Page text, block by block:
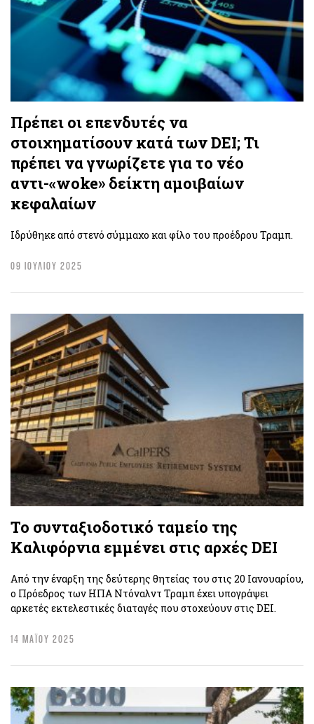
Πρέπει οι επενδυτές να
στοιχηματίσουν κατά των DEI; Τι
πρέπει να γνωρίζετε για το νέο
αντι-«woke» δείκτη αμοιβαίων
κεφαλαίων
Ιδρύθηκε από στενό σύμμαχο και φίλο του προέδρου Τραμπ.
09 ΙΟΥΛΙΟΥ 2025
Το συνταξιοδοτικό ταμείο της
Καλιφόρνια εμμένει στις αρχές DEI
Από την έναρξη της δεύτερης θητείας του στις 20 Ιανουαρίου,
ο Πρόεδρος των ΗΠΑ Ντόναλντ Τραμπ έχει υπογράψει
αρκετές εκτελεστικές διαταγές που στοχεύουν στις DEI.
14 ΜΑΪΟΥ 2025